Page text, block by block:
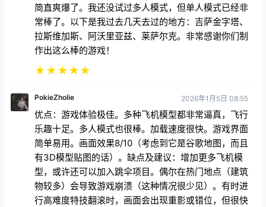
简直爽爆了。我还没试过多人模式，但单人模式已经非
常棒了。以下是我过去几天去过的地方：吉萨金字塔、
拉斯维加斯、阿沃里亚兹、莱萨尔克。非常感谢你们制
作出这么棒的游戏！
★★★★★
PokieZholie 2026年1月5日 08:55
优点：游戏体验极佳。多种飞机模型都非常逼真，飞行
乐趣十足。多人模式也很棒。加载速度很快。游戏界面
简单易用。画面效果8/10（考虑到它是谷歌地图，而且
有3D模型贴图的话）。缺点及建议：增加更多飞机模
型，或许还可以加入跳伞项目。偶尔在热门地点（建筑
物较多）会导致游戏崩溃（这种情况很少见）。有时进
行高难度特技翻滚时，画面会出现重影或错位，但很快